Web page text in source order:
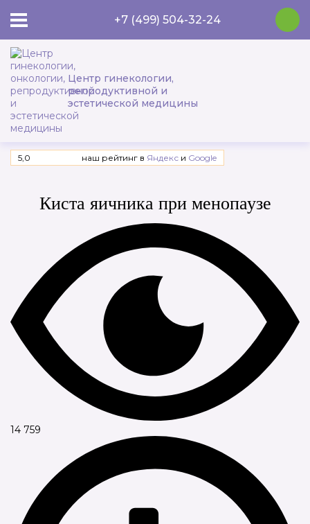
Центр гинекологии,
репродуктивной и
эстетической медицины
+7 (499) 504-32-24
5,0 наш рейтинг в Яндекс и Google
Киста яичника при менопаузе
14 759